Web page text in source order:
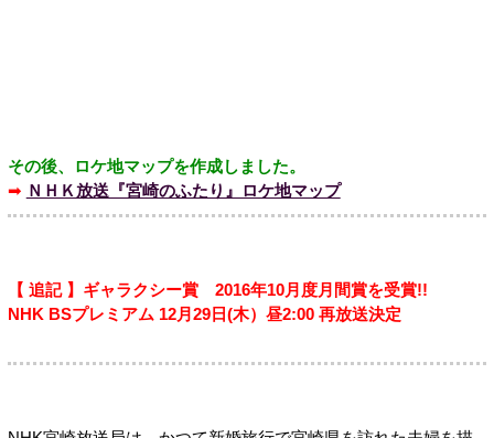
その後、ロケ地マップを作成しました。
➡ ＮＨＫ放送『宮崎のふたり』ロケ地マップ
【 追記 】ギャラクシー賞 2016年10月度月間賞を受賞!!
NHK BSプレミアム 12月29日(木）昼2:00 再放送決定